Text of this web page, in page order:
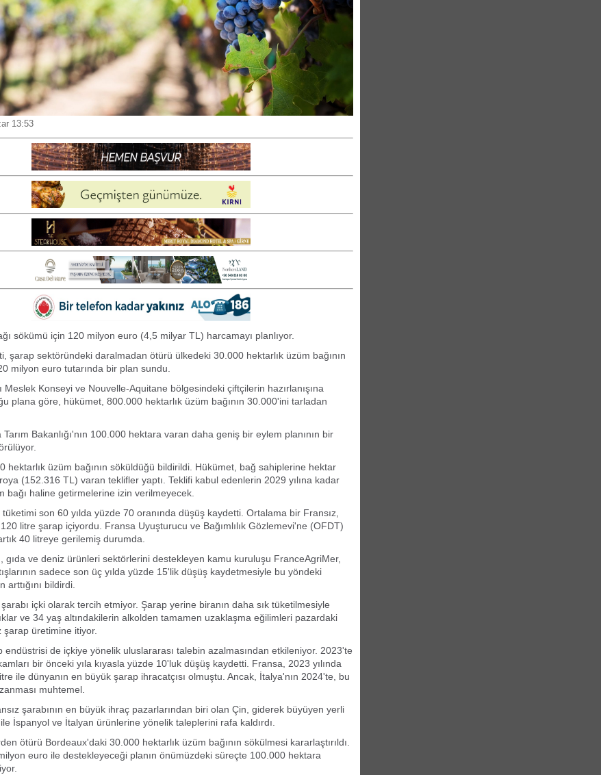
13:53
sökümü için 120 milyon euro (4,5 milyar TL) harcamayı planlıyor.
şarap sektöründeki daralmadan ötürü ülkedeki 30.000 hektarlık üzüm bağının
milyon euro tutarında bir plan sundu.
Meslek Konseyi ve Nouvelle-Aquitane bölgesindeki çiftçilerin hazırlanışına
plana göre, hükümet, 800.000 hektarlık üzüm bağının 30.000'ini tarladan
Tarım Bakanlığı'nın 100.000 hektara varan daha geniş bir eylem planının bir
hektarlık üzüm bağının söküldüğü bildirildi. Hükümet, bağ sahiplerine hektar
(152.316 TL) varan teklifler yaptı. Teklifi kabul edenlerin 2029 yılına kadar
bağı haline getirmelerine izin verilmeyecek.
son 60 yılda yüzde 70 oranında düşüş kaydetti. Ortalama bir Fransız,
litre şarap içiyordu. Fransa Uyuşturucu ve Bağımlılık Gözlemevi'ne (OFDT)
40 litreye gerilemiş durumda.
gıda ve deniz ürünleri sektörlerini destekleyen kamu kuruluşu FranceAgriMer,
sadece son üç yılda yüzde 15'lik düşüş kaydetmesiyle bu yöndeki
arttığını bildirdi.
içki olarak tercih etmiyor. Şarap yerine biranın daha sık tüketilmesiyle
ve 34 yaş altındakilerin alkolden tamamen uzaklaşma eğilimleri pazardaki
şarap üretimine itiyor.
endüstrisi de içkiye yönelik uluslararası talebin azalmasından etkileniyor. 2023'te
bir önceki yıla kıyasla yüzde 10'luk düşüş kaydetti. Fransa, 2023 yılında
ile dünyanın en büyük şarap ihracatçısı olmuştu. Ancak, İtalya'nın 2024'te, bu
muhtemel.
şarabının en büyük ihraç pazarlarından biri olan Çin, giderek büyüyen yerli
İspanyol ve İtalyan ürünlerine yönelik taleplerini rafa kaldırdı.
ötürü Bordeaux'daki 30.000 hektarlık üzüm bağının sökülmesi kararlaştırıldı.
euro ile destekleyeceği planın önümüzdeki süreçte 100.000 hektara